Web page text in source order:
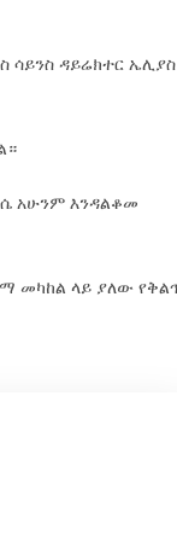
ሳይንስ ዳይሬክተር ኤሊያስ
አሁንም እንዳልቆመ
መካከል ላይ ያለው